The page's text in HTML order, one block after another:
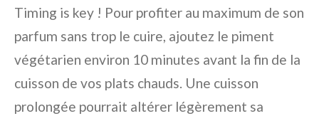
Timing is key ! Pour profiter au maximum de son
parfum sans trop le cuire, ajoutez le piment
végétarien environ 10 minutes avant la fin de la
cuisson de vos plats chauds. Une cuisson
prolongée pourrait altérer légèrement sa